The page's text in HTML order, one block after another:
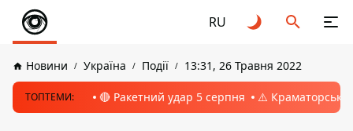
RU
Новини Україна Події 13:31, 26 Травня 2022
ТОПТЕМИ: 🔴 Ракетний удар 5 серпня ⚠️ Краматорськ,